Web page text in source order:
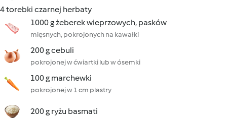
4 torebki czarnej herbaty
1000 g żeberek wieprzowych, pasków
mięsnych, pokrojonych na kawałki
200 g cebuli
pokrojonej w ćwiartki lub w ósemki
100 g marchewki
pokrojonej w 1 cm plastry
200 g ryżu basmati